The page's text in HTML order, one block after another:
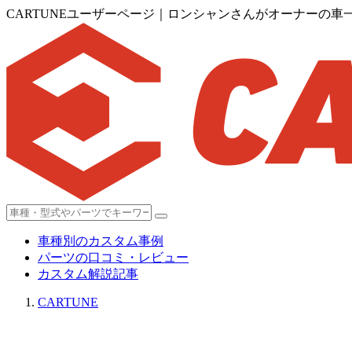
CARTUNEユーザーページ｜ロンシャンさんがオーナーの車
車種別のカスタム事例
パーツの口コミ・レビュー
カスタム解説記事
CARTUNE